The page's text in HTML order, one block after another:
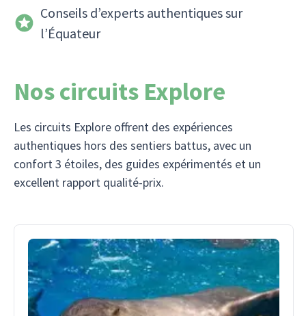
Conseils d’experts authentiques sur
l’Équateur
Nos circuits Explore
Les circuits Explore offrent des expériences
authentiques hors des sentiers battus, avec un
confort 3 étoiles, des guides expérimentés et un
excellent rapport qualité-prix.